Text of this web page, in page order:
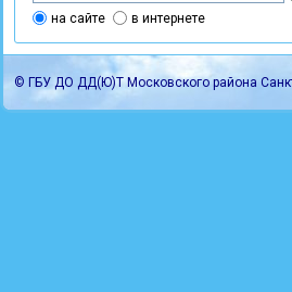
на сайте в интернете
© ГБУ ДО ДД(Ю)Т Московского района